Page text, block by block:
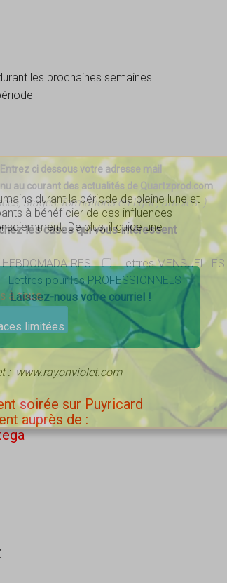
les prochaines semaines
durant la période de pleine lune et
à bénéficier de ces influences
De plus, il guide une
à tous.
limitées
: www.rayonviolet.com
soirée sur Puyricard
auprès de :
Entrez ci dessous votre adresse mail
au courant des actualités de Quartzprod.com
stages, formations en ligne, articles..)
les cases qui vous intéressent
Lettres MENSUELLES
Lettres pour les PROFESSIONNELS
Laissez-nous votre courriel !